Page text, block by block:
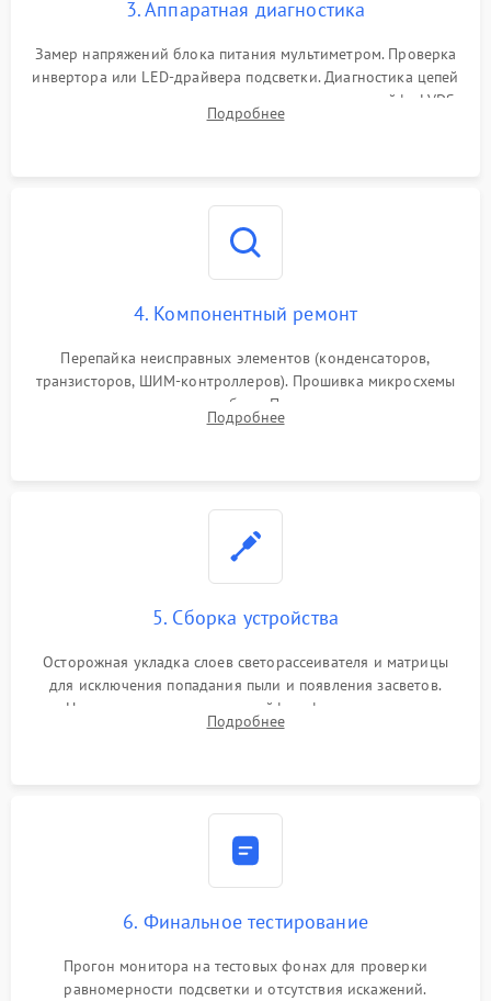
Поломка системы защиты
3. Аппаратная диагностика
Замер напряжений блока питания мультиметром. Проверка
инвертора или LED-драйвера подсветки. Диагностика цепей
питания скалера и тестирование сигналов на шлейфе LVDS
Подробнее
4. Компонентный ремонт
Перепайка неисправных элементов (конденсаторов,
транзисторов, ШИМ-контроллеров). Прошивка микросхемы
памяти при программных сбоях. При поломке подсветки —
разборка матрицы и замена выгоревших светодиодов.
Подробнее
5. Сборка устройства
Осторожная укладка слоев светорассеивателя и матрицы
для исключения попадания пыли и появления засветов.
Надежное подключение шлейфов, фиксация плат и
аккуратное защелкивание пластикового корпуса монитора.
Подробнее
6. Финальное тестирование
Прогон монитора на тестовых фонах для проверки
равномерности подсветки и отсутствия искажений.